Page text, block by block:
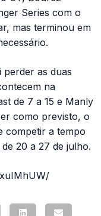
Series com o
mas terminou em
perder as duas
na
de 7 a 15 e Manly
como previsto, o
competir a tempo
20 a 27 de julho.